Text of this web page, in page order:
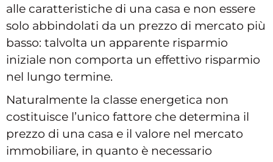
alle caratteristiche di una casa e non essere
solo abbindolati da un prezzo di mercato più
basso: talvolta un apparente risparmio
iniziale non comporta un effettivo risparmio
nel lungo termine.
Naturalmente la classe energetica non
costituisce l’unico fattore che determina il
prezzo di una casa e il valore nel mercato
immobiliare, in quanto è necessario